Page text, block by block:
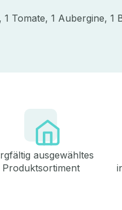
1 Tomate, 1 Aubergine, 1
ausgewähltes
Produktsortiment